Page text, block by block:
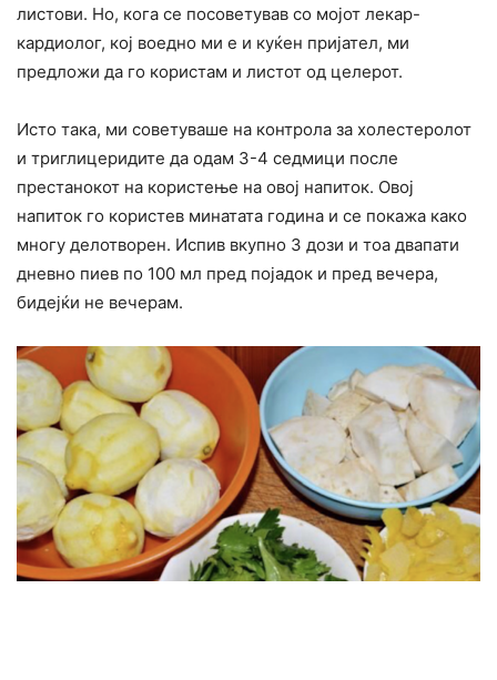
листови. Но, кога се посоветував со мојот лекар-
кардиолог, кој воедно ми е и куќен пријател, ми
предложи да го користам и листот од целерот.
Исто така, ми советуваше на контрола за холестеролот
и триглицеридите да одам 3-4 седмици после
престанокот на користење на овој напиток. Овој
напиток го користев минатата година и се покажа како
многу делотворен. Испив вкупно 3 дози и тоа двапати
дневно пиев по 100 мл пред појадок и пред вечера,
бидејќи не вечерам.